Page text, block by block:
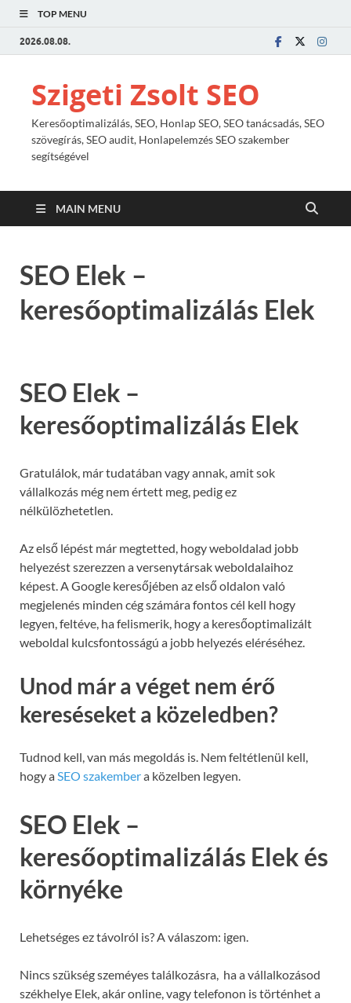
TOP MENU
2026.08.08.
Szigeti Zsolt SEO
Keresőoptimalizálás, SEO, Honlap SEO, SEO tanácsadás, SEO
szövegírás, SEO audit, Honlapelemzés SEO szakember
segítségével
MAIN MENU
SEO Elek –
keresőoptimalizálás Elek
SEO Elek –
keresőoptimalizálás Elek
Gratulálok, már tudatában vagy annak, amit sok
vállalkozás még nem értett meg, pedig ez
nélkülözhetetlen.
Az első lépést már megtetted, hogy weboldalad jobb
helyezést szerezzen a versenytársak weboldalaihoz
képest. A Google keresőjében az első oldalon való
megjelenés minden cég számára fontos cél kell hogy
legyen, feltéve, ha felismerik, hogy a keresőoptimalizált
weboldal kulcsfontosságú a jobb helyezés eléréséhez.
Unod már a véget nem érő
kereséseket a közeledben?
Tudnod kell, van más megoldás is. Nem feltétlenül kell,
hogy aSEO szakembera közelben legyen.
SEO Elek –
keresőoptimalizálás Elek és
környéke
Lehetséges ez távolról is? A válaszom: igen.
Nincs szükség szeméyes találkozásra, ha a vállalkozásod
székhelye Elek, akár online, vagy telefonon is történhet a